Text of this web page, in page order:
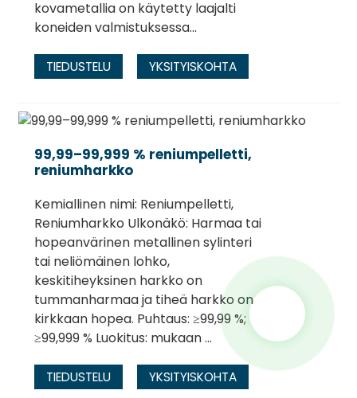
kovametallia on käytetty laajalti
koneiden valmistuksessa...
TIEDUSTELU YKSITYISKOHTA
99,99–99,999 % reniumpelletti,
reniumharkko
Kemiallinen nimi: Reniumpelletti,
Reniumharkko Ulkonäkö: Harmaa tai
hopeanvärinen metallinen sylinteri
tai neliömäinen lohko,
keskitiheyksinen harkko on
tummanharmaa ja tiheä harkko on
kirkkaan hopea. Puhtaus: ≥99,99 %;
≥99,999 % Luokitus: mukaan ...
TIEDUSTELU YKSITYISKOHTA